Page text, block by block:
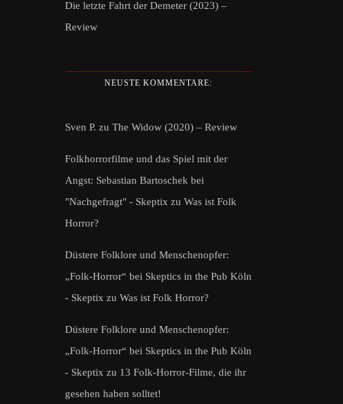
Die letzte Fahrt der Demeter (2023) –
Review
NEUSTE KOMMENTARE:
Sven P. zu The Widow (2020) – Review
Folkhorrorfilme und das Spiel mit der
Angst: Sebastian Bartoschek bei
"Nachgefragt" - Skeptix zu Was ist Folk
Horror?
Düstere Folklore und Menschenopfer:
„Folk-Horror“ bei Skeptics in the Pub Köln
- Skeptix zu Was ist Folk Horror?
Düstere Folklore und Menschenopfer:
„Folk-Horror“ bei Skeptics in the Pub Köln
- Skeptix zu 13 Folk-Horror-Filme, die ihr
gesehen haben solltet!